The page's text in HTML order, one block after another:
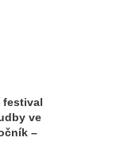
festival
ve
–